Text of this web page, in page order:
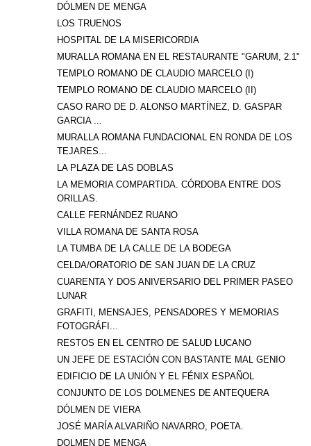
DÓLMEN DE MENGA
LOS TRUENOS
HOSPITAL DE LA MISERICORDIA
MURALLA ROMANA EN EL RESTAURANTE "GARUM, 2.1"
TEMPLO ROMANO DE CLAUDIO MARCELO (I)
TEMPLO ROMANO DE CLAUDIO MARCELO (II)
CASO RARO DE D. ALONSO MARTÍNEZ, D. GASPAR
GARCIA ...
MURALLA ROMANA FUNDACIONAL EN RONDA DE LOS
TEJARES...
LA PLAZA DE LAS DOBLAS
LA MEMORIA COMPARTIDA. CÓRDOBA ENTRE DOS
ORILLAS.
CALLE FERNÁNDEZ RUANO
VILLA ROMANA DE SANTA ROSA
LA TUMBA DE LA CALLE DE LA BODEGA
CELDA/ORATORIO DE SAN JUAN DE LA CRUZ
CUARENTA Y DOS ANIVERSARIO DEL PRIMER PASEO
LUNAR
GRAFITI, MENSAJES, PENSADORES Y MEMORIAS
FOTOGRÁFI...
RESTOS EN EL CENTRO DE SALUD LUCANO
UN JEFE DE ESTACIÓN CON BASTANTE MAL GENIO
EDIFICIO DE LA UNIÓN Y EL FÉNIX ESPAÑOL
CONJUNTO DE LOS DOLMENES DE ANTEQUERA
DÓLMEN DE VIERA
JOSÉ MARÍA ALVARIÑO NAVARRO, POETA.
DOLMEN DE MENGA